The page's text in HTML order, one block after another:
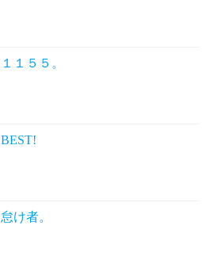
１１５５。
BEST!
怠け者。